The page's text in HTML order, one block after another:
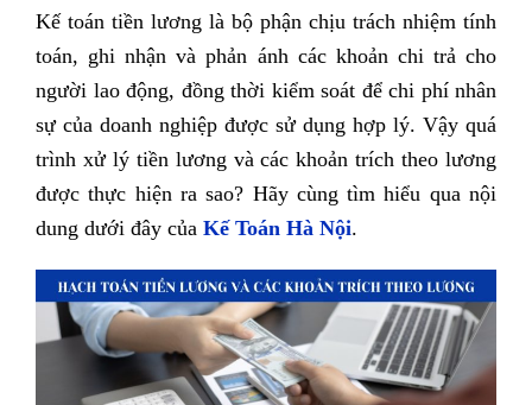
Kế toán tiền lương là bộ phận chịu trách nhiệm tính
toán, ghi nhận và phản ánh các khoản chi trả cho
người lao động, đồng thời kiểm soát để chi phí nhân
sự của doanh nghiệp được sử dụng hợp lý. Vậy quá
trình xử lý tiền lương và các khoản trích theo lương
được thực hiện ra sao? Hãy cùng tìm hiểu qua nội
dung dưới đây của Kế Toán Hà Nội.